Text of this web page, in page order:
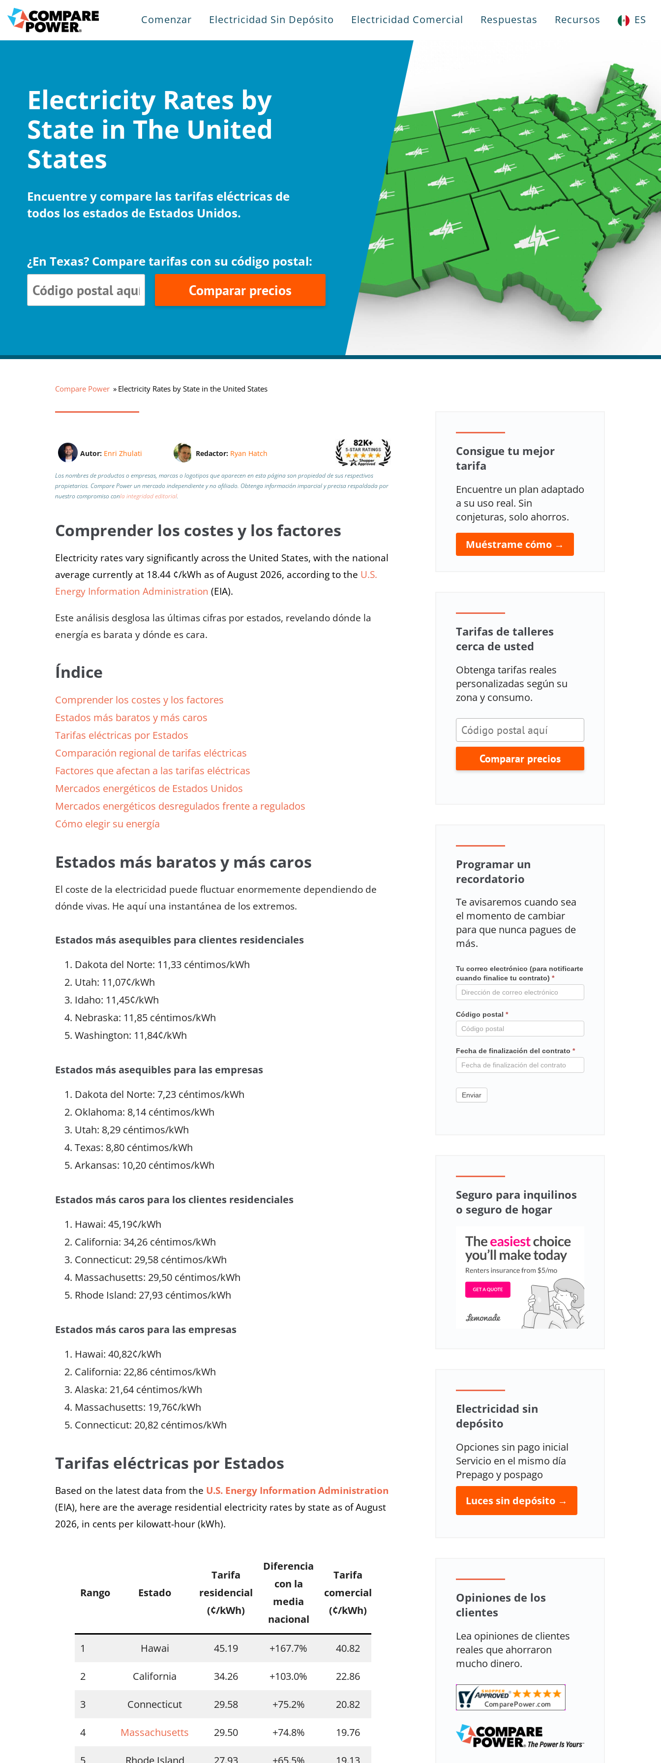
Comenzar Electricidad Sin Depósito Electricidad Comercial Respuestas Recursos ES
Electricity Rates by
State in The United
States
Encuentre y compare las tarifas eléctricas de
todos los estados de Estados Unidos.
¿En Texas? Compare tarifas con su código postal:
Comparar precios
Compare Power Electricity Rates by State in the United States
Autor: Enri Zhulati Redactor: Ryan Hatch
Los nombres de productos o empresas, marcas o logotipos que aparecen en esta página son propiedad de sus respectivos
propietarios. Compare Power un mercado independiente y no afiliado. Obtenga información imparcial y precisa respaldada por
nuestro compromiso conla integridad editorial.
Comprender los costes y los factores
Electricity rates vary significantly across the United States, with the national
average currently at 18.44 ¢/kWh as of August 2026, according to the U.S.
Energy Information Administration (EIA).
Este análisis desglosa las últimas cifras por estados, revelando dónde la
energía es barata y dónde es cara.
Índice
Comprender los costes y los factores
Estados más baratos y más caros
Tarifas eléctricas por Estados
Comparación regional de tarifas eléctricas
Factores que afectan a las tarifas eléctricas
Mercados energéticos de Estados Unidos
Mercados energéticos desregulados frente a regulados
Cómo elegir su energía
Estados más baratos y más caros
El coste de la electricidad puede fluctuar enormemente dependiendo de
dónde vivas. He aquí una instantánea de los extremos.
Estados más asequibles para clientes residenciales
Dakota del Norte: 11,33 céntimos/kWh
Utah: 11,07¢/kWh
Idaho: 11,45¢/kWh
Nebraska: 11,85 céntimos/kWh
Washington: 11,84¢/kWh
Estados más asequibles para las empresas
Dakota del Norte: 7,23 céntimos/kWh
Oklahoma: 8,14 céntimos/kWh
Utah: 8,29 céntimos/kWh
Texas: 8,80 céntimos/kWh
Arkansas: 10,20 céntimos/kWh
Estados más caros para los clientes residenciales
Hawai: 45,19¢/kWh
California: 34,26 céntimos/kWh
Connecticut: 29,58 céntimos/kWh
Massachusetts: 29,50 céntimos/kWh
Rhode Island: 27,93 céntimos/kWh
Estados más caros para las empresas
Hawai: 40,82¢/kWh
California: 22,86 céntimos/kWh
Alaska: 21,64 céntimos/kWh
Massachusetts: 19,76¢/kWh
Connecticut: 20,82 céntimos/kWh
Tarifas eléctricas por Estados
Based on the latest data from the U.S. Energy Information Administration
(EIA), here are the average residential electricity rates by state as of August
2026, in cents per kilowatt-hour (kWh).
Rango Estado
Tarifa
residencial
(¢/kWh)
Diferencia
con la
media
nacional
Tarifa
comercial
(¢/kWh)
Regulado o
desregulado
1 Hawai 45.19 +167.7% 40.82 Regulado
2 California 34.26 +103.0% 22.86
3 Connecticut 29.58 +75.2% 20.82 Desregulado
4 Massachusetts 29.50 +74.8% 19.76 Desregulado
5 Rhode Island 27.93 +65.5% 19.13
Consigue tu mejor
tarifa
Encuentre un plan adaptado
a su uso real. Sin
conjeturas, solo ahorros.
Muéstrame cómo →
Tarifas de talleres
cerca de usted
Obtenga tarifas reales
personalizadas según su
zona y consumo.
Comparar precios
Programar un
recordatorio
Te avisaremos cuando sea
el momento de cambiar
para que nunca pagues de
más.
Mailchimp
en
contrato
Tu correo electrónico (para notificarte
cuando finalice tu contrato) *
Código postal *
Fecha de finalización del contrato *
Enviar
Seguro para inquilinos
o seguro de hogar
Electricidad sin
depósito
Opciones sin pago inicial
Servicio en el mismo día
Prepago y pospago
Luces sin depósito →
Opiniones de los
clientes
Lea opiniones de clientes
reales que ahorraron
mucho dinero.